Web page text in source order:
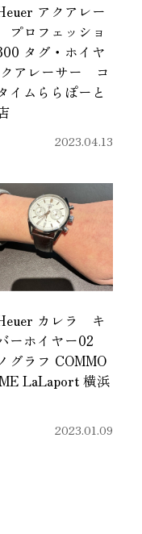
アクアレー
ロフェッショ
タグ・ホイヤ
アレーサー コ
イムららぽーと
2023.04.13
カレラ キ
ーホイヤー02
グラフ COMMO
LaLaport 横浜
2023.01.09